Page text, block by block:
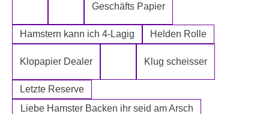
Fugen Reiniger
Fürn Arsch
Geschäfts Papier
Hamstern kann ich 4-Lagig Helden Rolle
Klopapier Dealer
Klopapier Mafia
Klug scheisser
Letzte Reserve
Liebe Hamster Backen ihr seid am Arsch